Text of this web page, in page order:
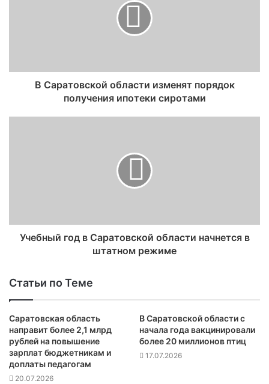
В Саратовской области изменят порядок
получения ипотеки сиротами
Учебный год в Саратовской области начнется в
штатном режиме
Статьи по Теме
Саратовская область
направит более 2,1 млрд
рублей на повышение
зарплат бюджетникам и
доплаты педагогам
20.07.2026
В Саратовской области с
начала года вакцинировали
более 20 миллионов птиц
17.07.2026